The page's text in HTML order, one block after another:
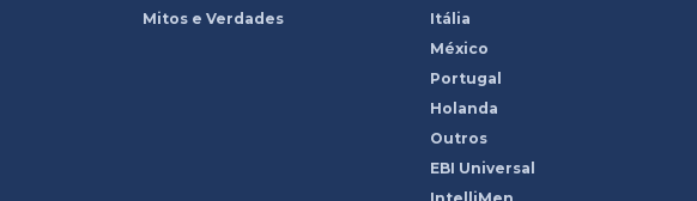
Mitos e Verdades
Itália
México
Portugal
Holanda
Outros
EBI Universal